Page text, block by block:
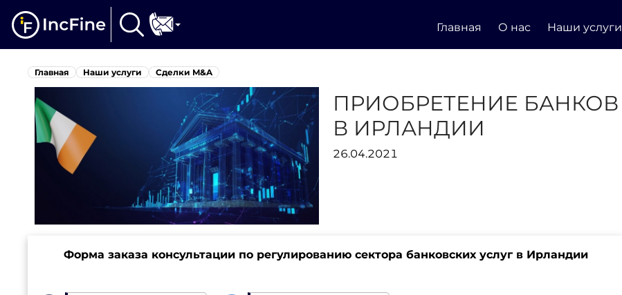
Главная О нас Наши услуги
Главная Наши услуги Сделки M&A
ПРИОБРЕТЕНИЕ БАНКОВ
В ИРЛАНДИИ
26.04.2021
Форма заказа консультации по регулированию сектора банковских услуг в Ирландии